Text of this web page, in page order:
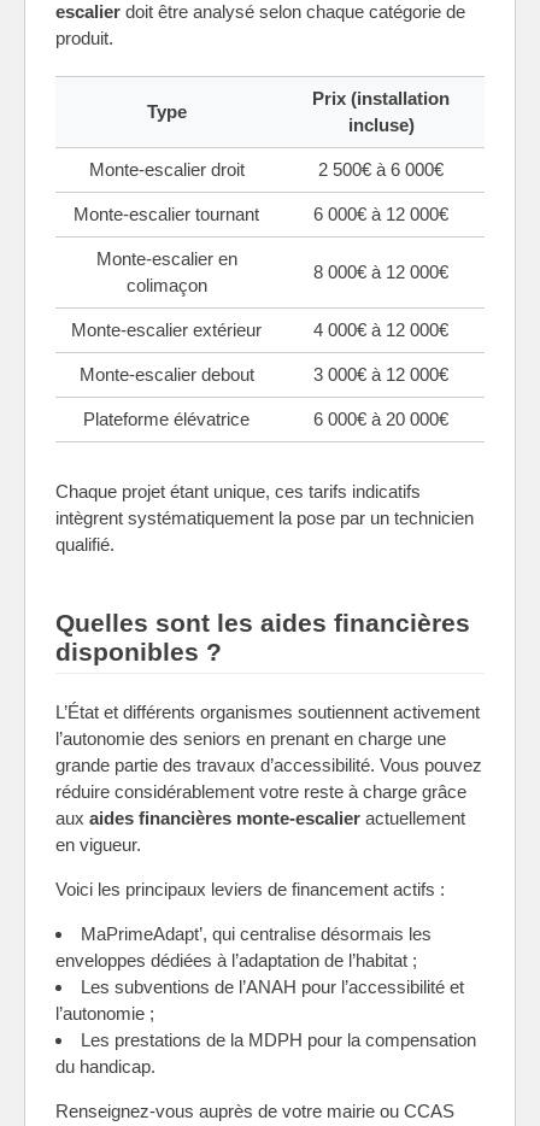
escalier doit être analysé selon chaque catégorie de
produit.
Type
Prix (installation
incluse)
Monte-escalier droit 2 500€ à 6 000€
Monte-escalier tournant 6 000€ à 12 000€
Monte-escalier en
colimaçon
8 000€ à 12 000€
Monte-escalier extérieur 4 000€ à 12 000€
Monte-escalier debout 3 000€ à 12 000€
Plateforme élévatrice 6 000€ à 20 000€
Chaque projet étant unique, ces tarifs indicatifs
intègrent systématiquement la pose par un technicien
qualifié.
Quelles sont les aides financières
disponibles ?
L’État et différents organismes soutiennent activement
l’autonomie des seniors en prenant en charge une
grande partie des travaux d’accessibilité. Vous pouvez
réduire considérablement votre reste à charge grâce
aux aides financières monte-escalier actuellement
en vigueur.
Voici les principaux leviers de financement actifs :
MaPrimeAdapt’, qui centralise désormais les
enveloppes dédiées à l’adaptation de l’habitat ;
Les subventions de l’ANAH pour l’accessibilité et
l’autonomie ;
Les prestations de la MDPH pour la compensation
du handicap.
Renseignez-vous auprès de votre mairie ou CCAS